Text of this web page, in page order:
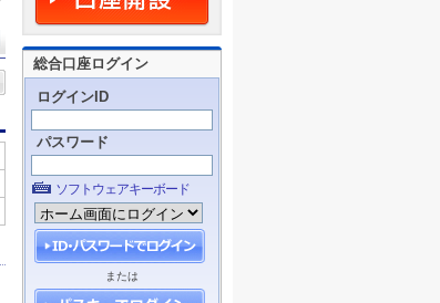
総合口座ログイン
ログインID
パスワード
ソフトウェアキーボード
または